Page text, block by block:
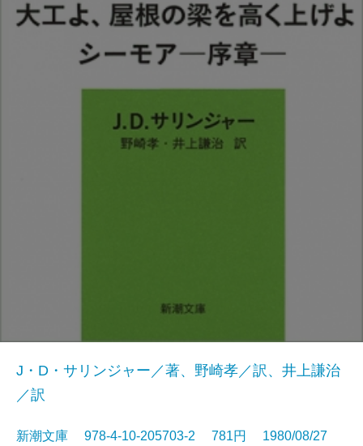
J・D・サリンジャー／著、野崎孝／訳、井上謙治
／訳
新潮文庫 978-4-10-205703-2 781円 1980/08/27